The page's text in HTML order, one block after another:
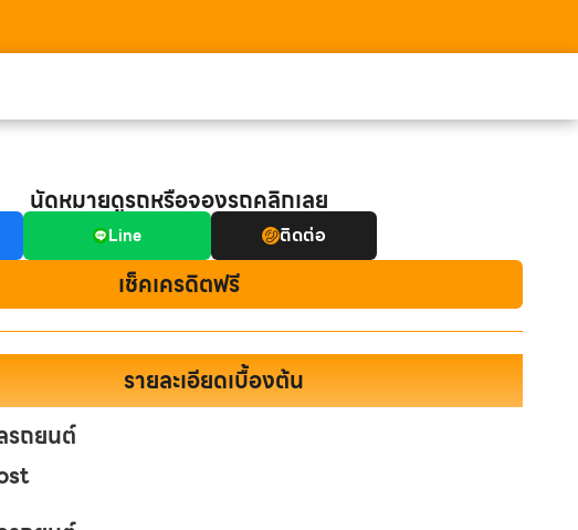
นัดหมายดูรถหรือจองรถคลิกเลย
Line ติดต่อ
เช็คเครดิตฟรี
รายละเอียดเบื้องต้น
รถยนต์